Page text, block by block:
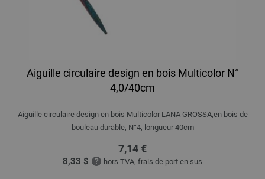
Aiguille circulaire design en bois Multicolor N°
4,0/40cm
Aiguille circulaire design en bois Multicolor LANA GROSSA,en bois de
bouleau durable, N°4, longueur 40cm
7,14 €
8,33 $ hors TVA, frais de port en sus